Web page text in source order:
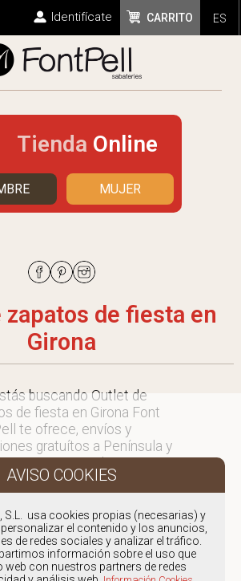
ES
CARRITO
Identifícate
Tienda Online
MUJER
zapatos de fiesta en
Girona
buscando Outlet de
de fiesta en Girona Font
te ofrece, envíos y
gratuítos a Península y
consultar
a Girona gestionados
se entregarán en
de 48 horas; los pedidos
S.L. usa cookies propias (necesarias) y
el contenido y los anuncios,
de redes sociales y analizar el tráfico.
información sobre el uso que
web con nuestros partners de redes